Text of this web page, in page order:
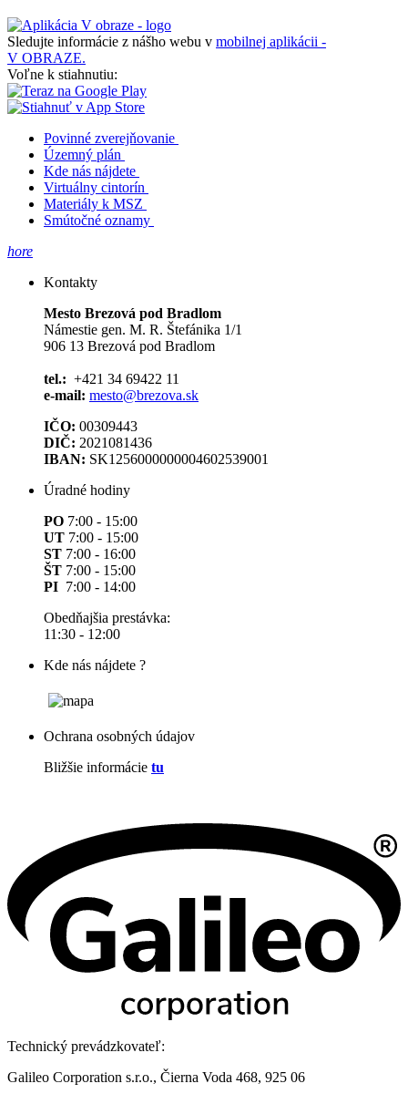
Sledujte informácie z nášho webu v mobilnej aplikácii -
V OBRAZE.
Voľne k stiahnutiu:
Povinné zverejňovanie
Územný plán
Kde nás nájdete
Virtuálny cintorín
Materiály k MSZ
Smútočné oznamy
hore
Kontakty
Mesto Brezová pod Bradlom
Námestie gen. M. R. Štefánika 1/1
906 13 Brezová pod Bradlom
tel.: +421 34 69422 11
e-mail: mesto@brezova.sk
IČO: 00309443
DIČ: 2021081436
IBAN: SK1256000000004602539001
Úradné hodiny
PO 7:00 - 15:00
UT 7:00 - 15:00
ST 7:00 - 16:00
ŠT 7:00 - 15:00
PI 7:00 - 14:00
Obedňajšia prestávka:
11:30 - 12:00
Kde nás nájdete ?
Ochrana osobných údajov
Bližšie informácie tu
Technický prevádzkovateľ:
Galileo Corporation s.r.o., Čierna Voda 468, 925 06